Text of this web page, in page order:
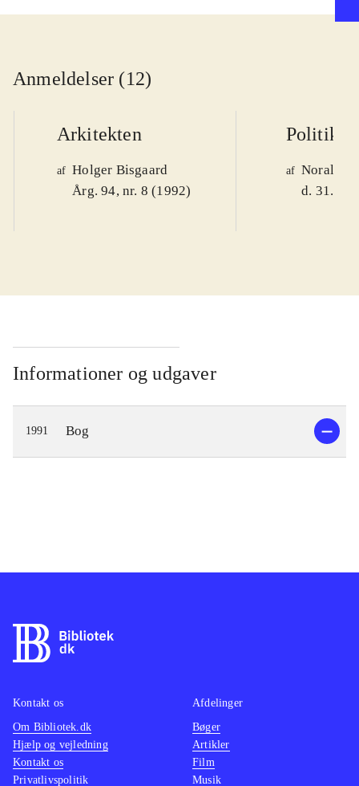
Anmeldelser (12)
Arkitekten
af Holger Bisgaard
Årg. 94, nr. 8 (1992)
Politiken
af Noralv
d. 31.
Informationer og udgaver
1991 Bog
Kontakt os
Om Bibliotek.dk
Hjælp og vejledning
Kontakt os
Privatlivspolitik
Afdelinger
Bøger
Artikler
Film
Musik